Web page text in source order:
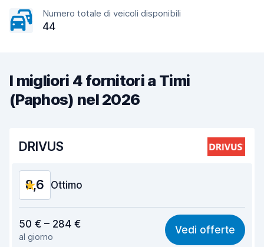
Numero totale di veicoli disponibili
44
I migliori 4 fornitori a Timi
(Paphos) nel 2026
DRIVUS
8,6 Ottimo
8,8
Facile da trovare 8,2
50 € – 284 €
al giorno
Vedi offerte